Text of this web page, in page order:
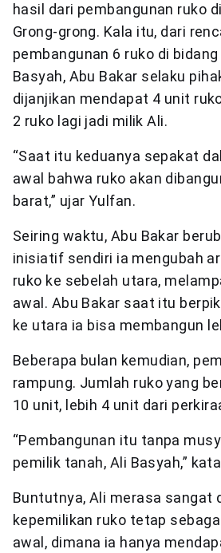
hasil dari pembangunan ruko
Grong-grong. Kala itu, dari
pembangunan 6 ruko di
Basyah, Abu Bakar selaku
dijanjikan mendapat 4 unit
2 ruko lagi jadi milik Ali.
“Saat itu keduanya sepakat
awal bahwa ruko akan
barat,” ujar Yulfan.
Seiring waktu, Abu Bakar
inisiatif sendiri ia mengubah
ruko ke sebelah utara,
awal. Abu Bakar saat itu
ke utara ia bisa membangun
Beberapa bulan kemudian,
rampung. Jumlah ruko yang
10 unit, lebih 4 unit dari
“Pembangunan itu tanpa
pemilik tanah, Ali Basyah,”
Buntutnya, Ali merasa sangat
kepemilikan ruko tetap
awal, dimana ia hanya